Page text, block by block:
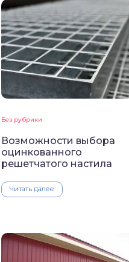
Без рубрики
Возможности выбора
оцинкованного
решетчатого настила
Читать далее